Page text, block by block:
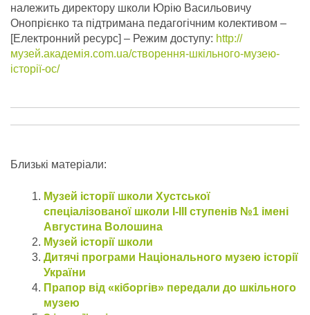
належить директору школи Юрію Васильовичу
Онопрієнко та підтримана педагогічним колективом –
[Електронний ресурс] – Режим доступу: http://
музей.академія.com.ua/створення-шкільного-музею-
історії-ос/
Близькі матеріали:
Музей історії школи Хустської
спеціалізованої школи I-III ступенів №1 імені
Августина Волошина
Музей історії школи
Дитячі програми Національного музею історії
України
Прапор від «кіборгів» передали до шкільного
музею